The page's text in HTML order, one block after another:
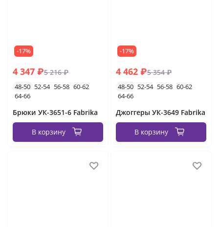
-17%
4 347 ₽5 216 ₽
48-50 52-54 56-58 60-62
64-66
Брюки УК-3651-6 Fabrika
В корзину
-17%
4 462 ₽5 354 ₽
48-50 52-54 56-58 60-62
64-66
Джоггеры УК-3649 Fabrika
В корзину